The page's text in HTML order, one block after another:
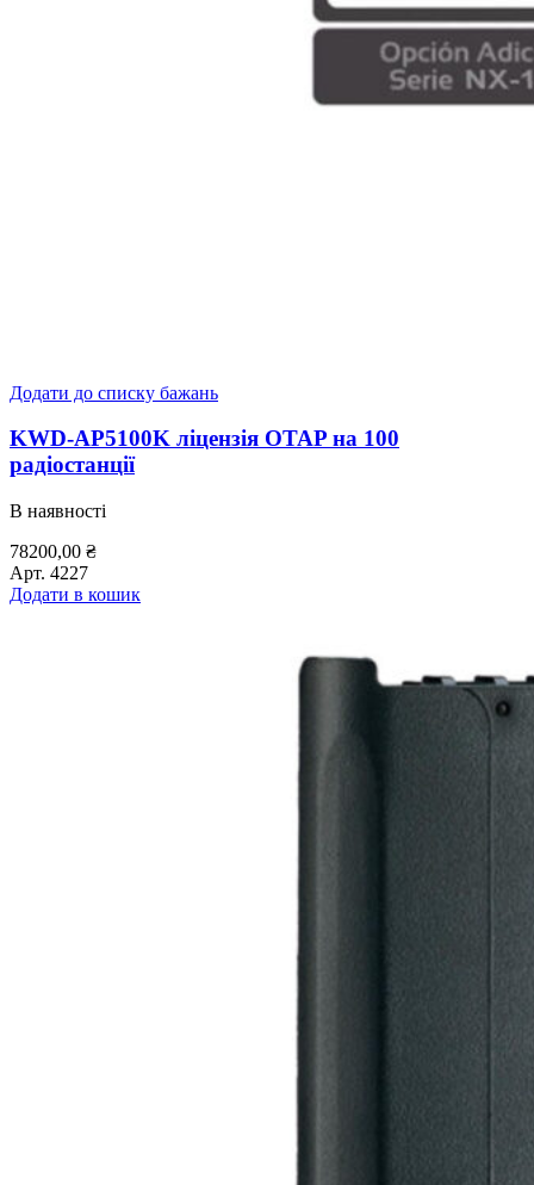
Додати до списку бажань
KWD-AP5100K ліцензія OTAP на 100
радіостанції
В наявності
78200,00 ₴
Арт. 4227
Додати в кошик